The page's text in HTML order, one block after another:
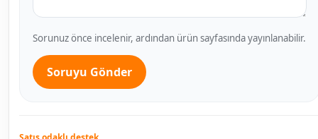
Sorunuz önce incelenir, ardından ürün sayfasında yayınlanabilir.
Soruyu Gönder